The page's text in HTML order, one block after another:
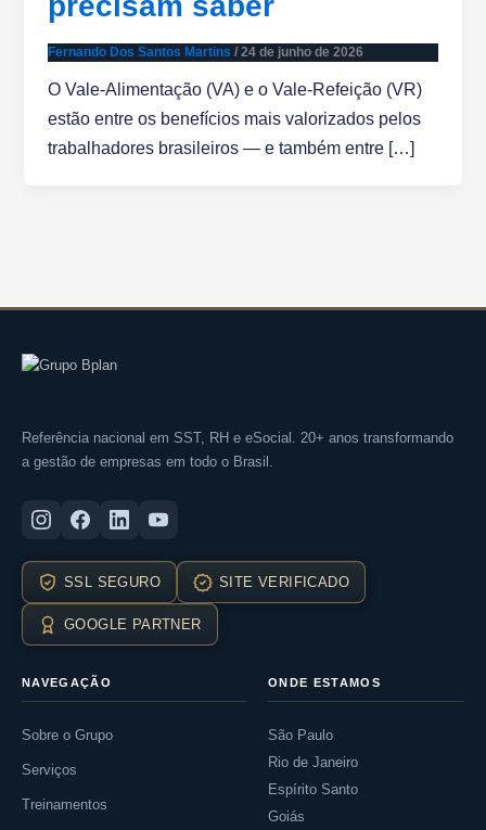
Fernando Dos Santos Martins/24 de junho de 2026
O Vale-Alimentação (VA) e o Vale-Refeição (VR)
estão entre os benefícios mais valorizados pelos
trabalhadores brasileiros — e também entre […]
Referência nacional em SST, RH e eSocial. 20+ anos transformando
a gestão de empresas em todo o Brasil.
SSL SEGURO SITE VERIFICADO
GOOGLE PARTNER
NAVEGAÇÃO
Sobre o Grupo
Serviços
Treinamentos
ONDE ESTAMOS
São Paulo
Rio de Janeiro
Espírito Santo
Goiás